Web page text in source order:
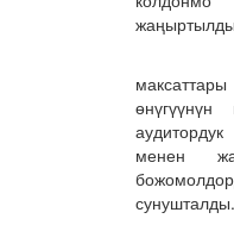
менен
сунушталды.